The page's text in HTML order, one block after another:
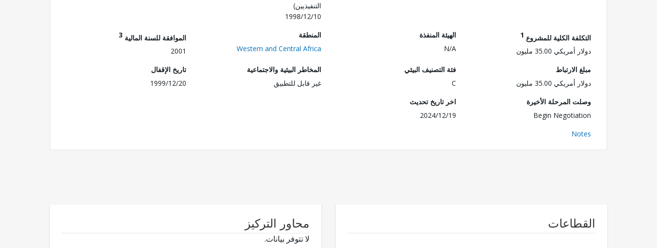
التنفيذيين)
1998/12/10
التكلفة الكلية للمشروع 1
دولار أمريكي 35.00 مليون
الهيئة المنفذة
N/A
المنطقة
Western and Central Africa
الموافقة للسنة المالية 3
2001
مبلغ الارتباط
دولار أمريكي 35.00 مليون
فئة التصنيف البيئي
C
المخاطر البيئية والاجتماعية
غير قابل للتطبيق
تاريخ الإقفال
1999/12/20
وصلت المرحلة الأخيرة
Begin Negotiation
اخر تاريخ تحديث
2024/12/19
Notes
القطاعات محاور التركيز
لا تتوفر بيانات.